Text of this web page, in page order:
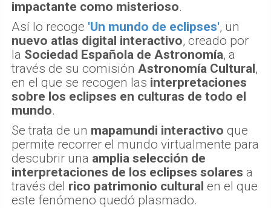
impactante como misterioso.
Así lo recoge 'Un mundo de eclipses', un
nuevo atlas digital interactivo, creado por
la Sociedad Española de Astronomía, a
través de su comisión Astronomía Cultural,
en el que se recogen las interpretaciones
sobre los eclipses en culturas de todo el
mundo.
Se trata de un mapamundi interactivo que
permite recorrer el mundo virtualmente para
descubrir una amplia selección de
interpretaciones de los eclipses solares a
través del rico patrimonio cultural en el que
este fenómeno quedó plasmado.